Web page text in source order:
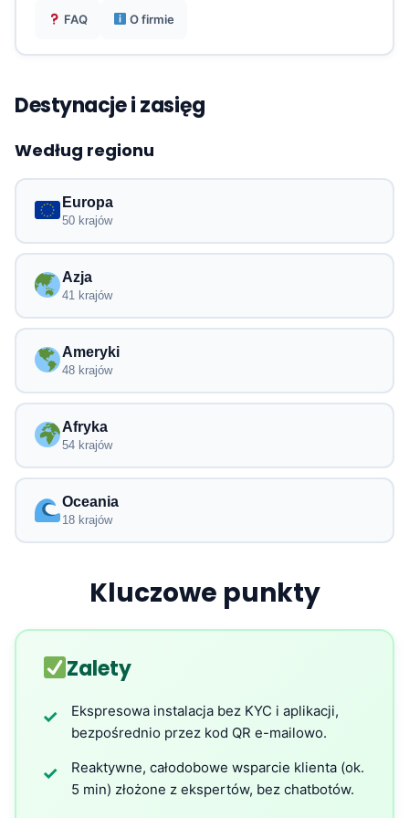
FAQ O firmie
Destynacje i zasięg
Według regionu
Europa
50 krajów
Azja
41 krajów
Ameryki
48 krajów
Afryka
54 krajów
Oceania
18 krajów
Kluczowe punkty
Zalety
✓
Ekspresowa instalacja bez KYC i aplikacji,
bezpośrednio przez kod QR e-mailowo.
✓
Reaktywne, całodobowe wsparcie klienta (ok.
5 min) złożone z ekspertów, bez chatbotów.